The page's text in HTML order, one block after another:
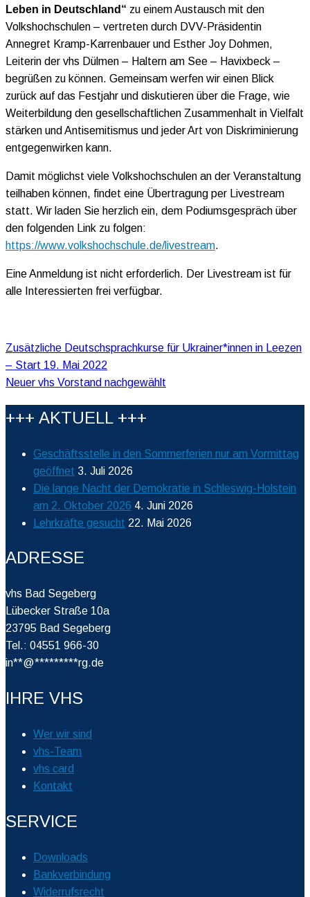
Leben in Deutschland“ zu einem Austausch mit den
Volkshochschulen – vertreten durch DVV-Präsidentin
Annegret Kramp-Karrenbauer und Esther Joy Dohmen,
Leiterin der vhs Dülmen – Haltern am See – Havixbeck –
begrüßen zu können. Gemeinsam werfen wir einen Blick
zurück auf das Festjahr und diskutieren über die Frage, wie
Weiterbildung den gesellschaftlichen Zusammenhalt in Vielfalt
stärken und Antisemitismus und jeder Art von Diskriminierung
entgegenwirken kann.
Damit möglichst viele Volkshochschulen an der Veranstaltung
teilhaben können, findet eine Übertragung per Livestream
statt. Wir laden Sie herzlich ein, dem Podiumsgespräch über
den folgenden Link zu folgen:
https://www.volkshochschule.de/livestream.
Eine Anmeldung ist nicht erforderlich. Der Livestream ist für
alle Interessierten frei verfügbar.
Beitragsnavigation
Zusätzliche Deutschsprachkurse für Ukrainer*innen in Leezen
– Start 19. Mai 2022
Neuer vhs Vorstand nachgewählt
+++ AKTUELL +++
Geschäftsstelle in den Sommerferien nur am Vormittag
geöffnet 3. Juli 2026
Die lange Nacht der Demokratie in Schleswig-Holstein
am 2. Oktober 2026 4. Juni 2026
Lehrkräfte gesucht 22. Mai 2026
ADRESSE
vhs Bad Segeberg
Lübecker Straße 10a
23795 Bad Segeberg
Tel.: 04551 966-30
in**@*********rg.de
IHRE VHS
Wer wir sind
vhs-Team
vhs card
Kontakt
SERVICE
Downloads
Bankverbindung
Widerrufsrecht